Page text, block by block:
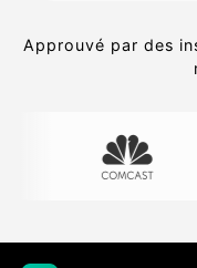
Approuvé par des